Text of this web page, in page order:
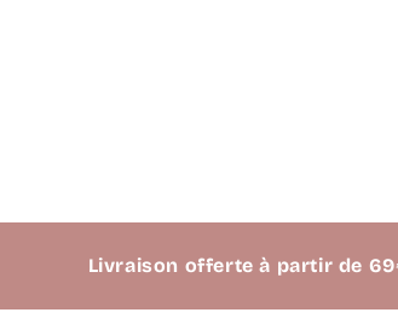
Livraison offerte à partir de 69€